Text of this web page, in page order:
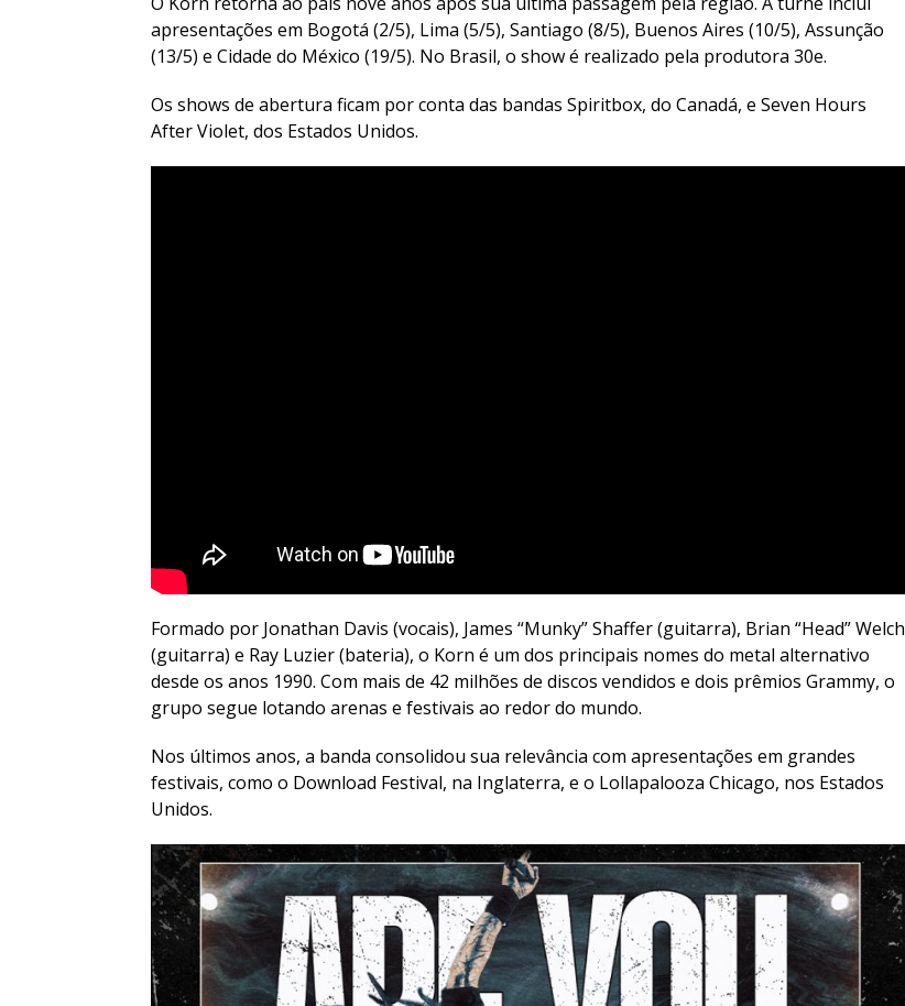
apresentações em Bogotá (2/5), Lima (5/5), Santiago (8/5), Buenos Aires (10/5), Assunção
(13/5) e Cidade do México (19/5). No Brasil, o show é realizado pela produtora 30e.
Os shows de abertura ficam por conta das bandas Spiritbox, do Canadá, e Seven Hours
After Violet, dos Estados Unidos.
Formado por Jonathan Davis (vocais), James “Munky” Shaffer (guitarra), Brian “Head” Welch
(guitarra) e Ray Luzier (bateria), o Korn é um dos principais nomes do metal alternativo
desde os anos 1990. Com mais de 42 milhões de discos vendidos e dois prêmios Grammy, o
grupo segue lotando arenas e festivais ao redor do mundo.
Nos últimos anos, a banda consolidou sua relevância com apresentações em grandes
festivais, como o Download Festival, na Inglaterra, e o Lollapalooza Chicago, nos Estados
Unidos.